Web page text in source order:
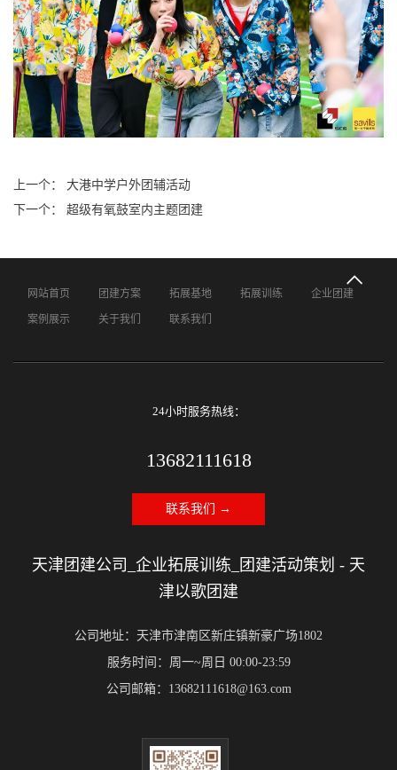
上一个： 大港中学户外团辅活动
下一个： 超级有氧鼓室内主题团建
网站首页 团建方案 拓展基地 拓展训练 企业团建
案例展示 关于我们 联系我们
24小时服务热线：
13682111618
联系我们 →
天津团建公司_企业拓展训练_团建活动策划 - 天
津以歌团建
公司地址：天津市津南区新庄镇新豪广场1802
服务时间：周一~周日 00:00-23:59
公司邮箱：13682111618@163.com